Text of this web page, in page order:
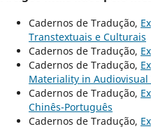
Cadernos de Tradução,
Transtextuais e Culturais
Cadernos de Tradução,
Cadernos de Tradução,
Materiality in
Cadernos de Tradução,
Chinês-Português
Cadernos de Tradução,